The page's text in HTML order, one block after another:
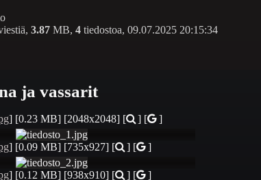
3.87 MB, 4 tiedostoa, 09.07.2025 20:15:34
ja vassarit
] [0.23 MB] [2048x2048] [ ] [ ]
] [0.09 MB] [735x927] [ ] [ ]
] [0.12 MB] [938x910] [ ] [ ]